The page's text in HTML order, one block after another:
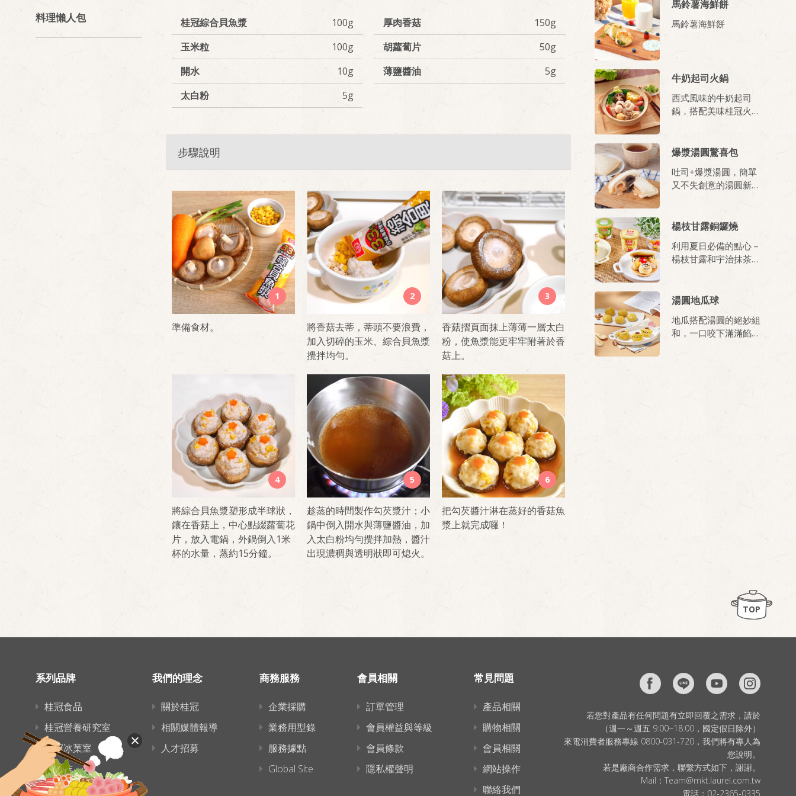
料理懶人包 桂冠綜合貝魚漿 100g 厚肉香菇
150g
玉米粒
100g 胡蘿蔔片
50g
開水
10g 薄鹽醬油
5g
太白粉
5g
步驟說明
1
準備食材。
2
將香菇去蒂，蒂頭不要浪費，
加入切碎的玉米、綜合貝魚漿
攪拌均勻。
3
香菇摺頁面抹上薄薄一層太白
粉，使魚漿能更牢牢附著於香
菇上。
4
將綜合貝魚漿塑形成半球狀，
鑲在香菇上，中心點綴蘿蔔花
片，放入電鍋，外鍋倒入1米
杯的水量，蒸約15分鐘。
5
趁蒸的時間製作勾芡漿汁；小
鍋中倒入開水與薄鹽醬油，加
入太白粉均勻攪拌加熱，醬汁
出現濃稠與透明狀即可熄火。
6
把勾芡醬汁淋在蒸好的香菇魚
漿上就完成囉！
馬鈴薯海鮮餅
馬鈴薯海鮮餅
牛奶起司火鍋
西式風味的牛奶起司
鍋，搭配美味桂冠火鍋
感喔！
爆漿湯圓驚喜包
吐司+爆漿湯圓，簡單
又不失創意的湯圓新吃
楊枝甘露銅鑼燒
利用夏日必備的點心－
楊枝甘露和宇治抹茶，
一道快速又美味的點
湯圓地瓜球
地瓜搭配湯圓的絕妙組
和，一口咬下滿滿餡料
TOP
系列品牌
桂冠食品
桂冠營養研究室
桂冠冰菓室
愛麵族
我們的理念
關於桂冠
相關媒體報導
人才招募
商務服務
企業採購
業務用型錄
服務據點
Global Site
會員相關
訂單管理
會員權益與等級
會員條款
隱私權聲明
常見問題
產品相關
購物相關
會員相關
網站操作
聯絡我們
若您對產品有任何問題有立即回覆之需求，請於
（週一～週五 9:00~18:00，國定假日除外）
來電消費者服務專線 0800-031-720，我們將有專人為
您說明。
若是廠商合作需求，聯繫方式如下，謝謝。
Mail： Team@mkt.laurel.com.tw
電話： 02-2365-0335